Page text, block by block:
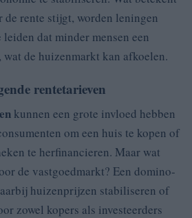
rente stijgt, worden leningen
dat minder mensen een
wat de huizenmarkt kan afkoelen.
rentetarieven
kunnen een grote invloed hebben
om een huis te kopen of
te herfinancieren. Maar wat
de vastgoedmarkt? Een domino-
huizenprijzen stabiliseren of
zowel kopers als investeerders